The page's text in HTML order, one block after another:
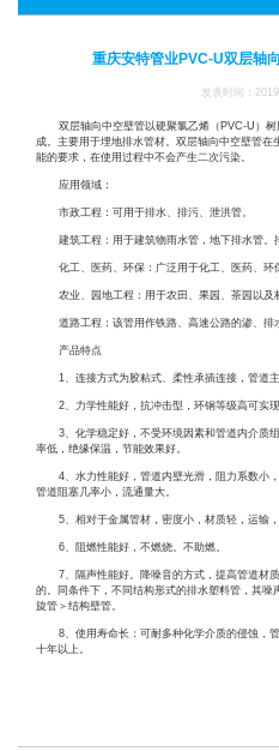
重庆安特管业PVC-U双层轴
发表时间：
双层轴向中空壁管以硬聚氯乙烯（PVC-U）
成。主要用于埋地排水管材。双层轴向中空壁管
能的要求，在使用过程中不会产生二次污染。
应用领域：
市政工程：可用于排水、排污、泄洪管。
建筑工程：用于建筑物雨水管，地下排水管。
化工、医药、环保：广泛用于化工、医药、环
农业、园地工程：用于农田、果园、茶园以及
道路工程：该管用作铁路、高速公路的渗、排
产品特点
1、连接方式为胶粘式、柔性承插连接，管道
2、力学性能好，抗冲击型，环钢等级高可实
3、化学稳定好，不受环境因素和管道内介质
率低，绝缘保温，节能效果好。
4、水力性能好，管道内壁光滑，阻力系数小
管道阻塞几率小，流通量大。
5、相对于金属管材，密度小，材质轻，运输
6、阻燃性能好，不燃烧。不助燃。
7、隔声性能好。降噪音的方式，提高管道材
的。同条件下，不同结构形式的排水塑料管，其
旋管＞结构壁管。
8、使用寿命长：可耐多种化学介质的侵蚀，
十年以上。